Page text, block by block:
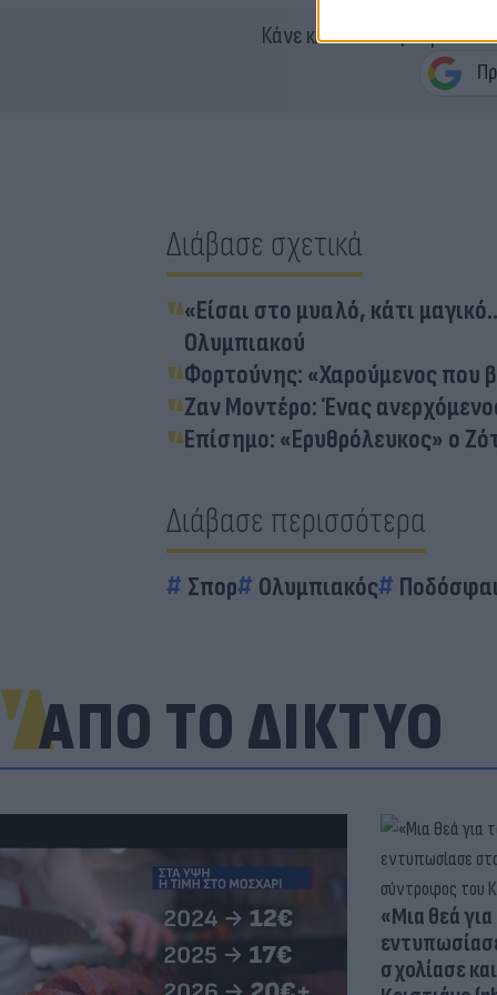
Κάνε κλικ και δες
Διάβασε σχετικά
«Είσαι στο μυαλό, κάτι
Ολυμπιακού
Φορτούνης: «Χαρούμενος που
Ζαν Μοντέρο: Ένας
Επίσημο: «Ερυθρόλευκος» ο
Διάβασε περισσότερα
Σπορ Ολυμπιακός
ΑΠΟ ΤΟ ΔΙΚΤΥΟ
«Μια θεά
σχολίασε